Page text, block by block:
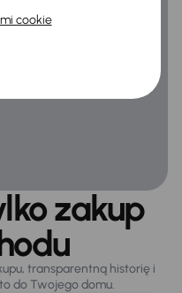
zakup
transparentną historię i
do Twojego domu.
cookie